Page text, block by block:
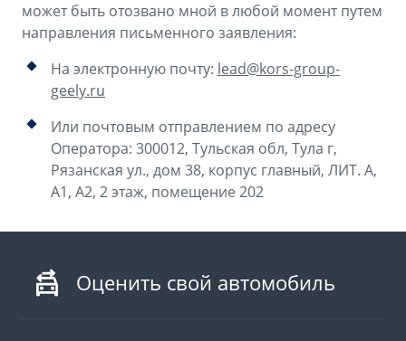
может быть отозвано мной в любой момент путем
направления письменного заявления:
На электронную почту: lead@kors-group-
geely.ru
Или почтовым отправлением по адресу
Оператора: 300012, Тульская обл, Тула г,
Рязанская ул., дом 38, корпус главный, ЛИТ. А,
А1, А2, 2 этаж, помещение 202
Оценить свой автомобиль